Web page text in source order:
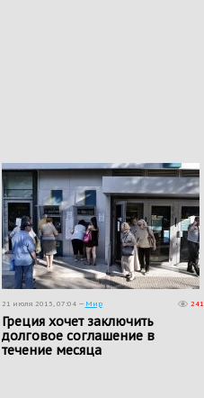
21 июля 2015, 07:04 — Мир 241
​Греция хочет заключить
долговое соглашение в
течение месяца